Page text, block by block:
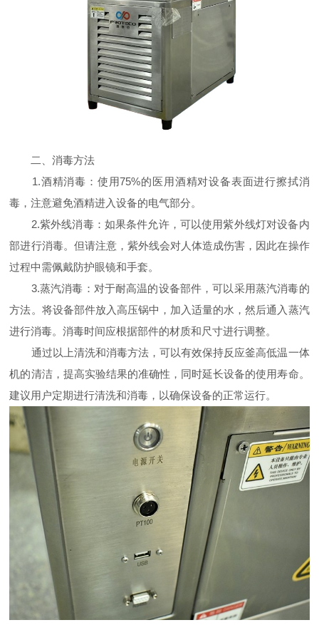
二、消毒方法
1.酒精消毒：使用75%的医用酒精对设备表面进行擦拭消
毒，注意避免酒精进入设备的电气部分。
2.紫外线消毒：如果条件允许，可以使用紫外线灯对设备内
部进行消毒。但请注意，紫外线会对人体造成伤害，因此在操作
过程中需佩戴防护眼镜和手套。
3.蒸汽消毒：对于耐高温的设备部件，可以采用蒸汽消毒的
方法。将设备部件放入高压锅中，加入适量的水，然后通入蒸汽
进行消毒。消毒时间应根据部件的材质和尺寸进行调整。
通过以上清洗和消毒方法，可以有效保持反应釜高低温一体
机的清洁，提高实验结果的准确性，同时延长设备的使用寿命。
建议用户定期进行清洗和消毒，以确保设备的正常运行。